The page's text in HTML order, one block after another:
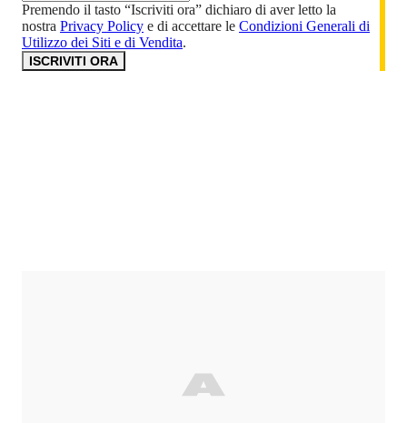
Premendo il tasto “Iscriviti ora” dichiaro di aver letto la
nostra Privacy Policy e di accettare le Condizioni Generali di
Utilizzo dei Siti e di Vendita.
ISCRIVITI ORA